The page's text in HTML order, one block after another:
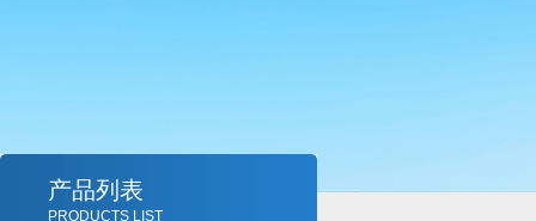
产品列表
PRODUCTS LIST